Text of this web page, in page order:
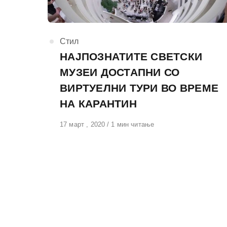
КАтегорија
Стил
НАЈПОЗНАТИТЕ СВЕТСКИ
МУЗЕИ ДОСТАПНИ СО
ВИРТУЕЛНИ ТУРИ ВО ВРЕМЕ
НА КАРАНТИН
Објавено
17 март , 2020 1 мин читање